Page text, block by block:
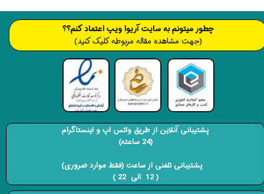
​​​چطور میتونم به سایت آریوا ویپ اعتماد کنم؟؟
(جهت مشاهده مقاله مربوطه کلیک کنید)
پشتیبانی آنلاین از طریق واتس اپ و اینستاگرام
(24 ساعته)
​​​​​​​ پشتیبانی تلفنی از ساعت (فقط موارد ضروری)
( 12 الی 22 ) ​​​​​​​